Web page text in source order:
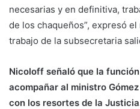
necesarias y en definitiva,
de los chaqueños”, expresó
trabajo de la subsecretaria
Nicoloff señaló que la
acompañar al ministro
con los resortes de la